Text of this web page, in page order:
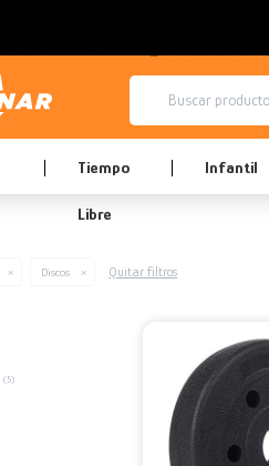
Tiempo
Libre
Infantil
Discos Quitar filtros
(5)